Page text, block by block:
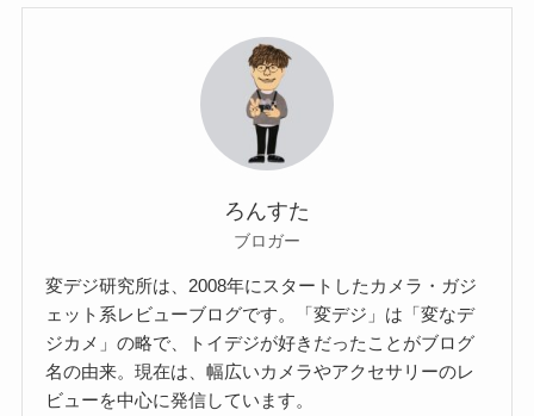
ろんすた
ブロガー
変デジ研究所は、2008年にスタートしたカメラ・ガジ
ェット系レビューブログです。「変デジ」は「変なデ
ジカメ」の略で、トイデジが好きだったことがブログ
名の由来。現在は、幅広いカメラやアクセサリーのレ
ビューを中心に発信しています。